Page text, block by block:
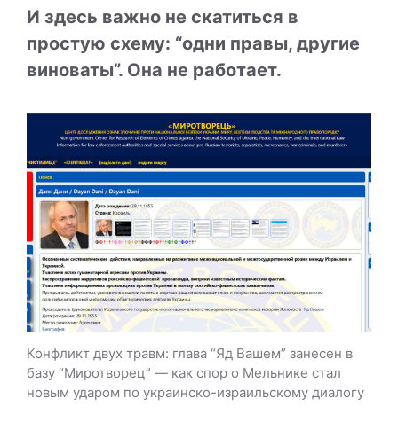
И здесь важно не скатиться в
простую схему: “одни правы, другие
виноваты”. Она не работает.
Конфликт двух травм: глава “Яд Вашем” занесен в
базу “Миротворец” — как спор о Мельнике стал
новым ударом по украинско-израильскому диалогу